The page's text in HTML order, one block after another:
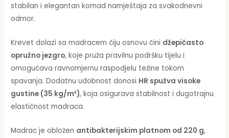
stabilan i elegantan komad namještaja za svakodnevni
odmor.
Krevet dolazi sa madracem čiju osnovu čini džepičasto
opružno jezgro, koje pruža pravilnu podršku tijelu i
omogućava ravnomjernu raspodjelu težine tokom
spavanja. Dodatnu udobnost donosi HR spužva visoke
gustine (35 kg/m³), koja osigurava stabilnost i dugotrajnu
elastičnost madraca.
Madrac je obložen antibakterijskim platnom od 220 g,